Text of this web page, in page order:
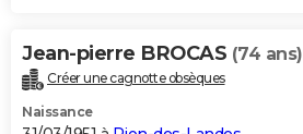
Jean-pierre BROCAS (74 ans)
Créer une cagnotte obsèques
Naissance